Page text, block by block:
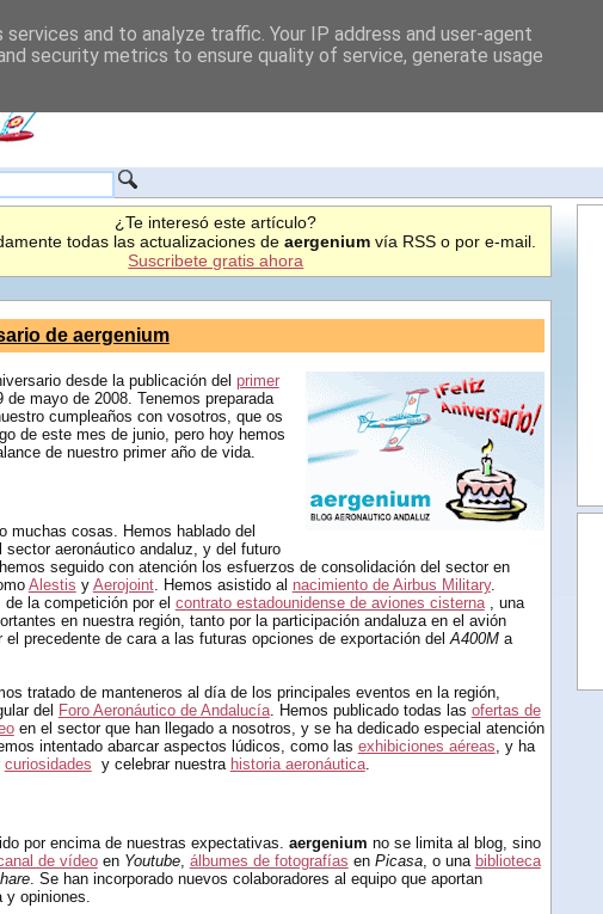
¿Te interesó este artículo?
todas las actualizaciones de aergeniumvía RSS o por e-mail.
Suscribete gratis ahora
de aergenium
desde la publicación del primer
de mayo de 2008. Tenemos preparada
cumpleaños con vosotros, que os
de este mes de junio, pero hoy hemos
de nuestro primer año de vida.
muchas cosas. Hemos hablado del
sector aeronáutico andaluz, y del futuro
seguido con atención los esfuerzos de consolidación del sector en
Alestis y Aerojoint. Hemos asistido al nacimiento de Airbus Military.
la competición por el contrato estadounidense de aviones cisterna, una
en nuestra región, tanto por la participación andaluza en el avión
el precedente de cara a las futuras opciones de exportación delA400Ma
tratado de manteneros al día de los principales eventos en la región,
del
Foro Aeronáutico de Andalucía. Hemos publicado todas las ofertas de
en el sector que han llegado a nosotros, y se ha dedicado especial atención
intentado abarcar aspectos lúdicos, como las exhibiciones aéreas, y ha
curiosidades y celebrar nuestra historia aeronáutica.
por encima de nuestras expectativas. aergenium no se limita al blog, sino
de vídeoen Youtube, álbumes de fotografías en Picasa, o una biblioteca
. Se han incorporado nuevos colaboradores al equipo que aportan
y opiniones.
and to analyze traffic. Your IP address and user-agent
security metrics to ensure quality of service, generate usage